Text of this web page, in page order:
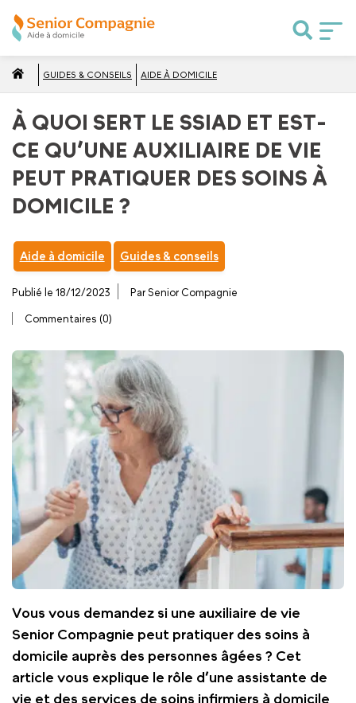
GUIDES & CONSEILS AIDE À DOMICILE
À QUOI SERT LE SSIAD ET EST-
CE QU’UNE AUXILIAIRE DE VIE
PEUT PRATIQUER DES SOINS À
DOMICILE ?
Aide à domicile Guides & conseils
Publié le 18/12/2023 Par Senior Compagnie
Commentaires (0)
Vous vous demandez si une auxiliaire de vie
Senior Compagnie peut pratiquer des soins à
domicile auprès des personnes âgées ? Cet
article vous explique le rôle d’une assistante de
vie et des services de soins infirmiers à domicile